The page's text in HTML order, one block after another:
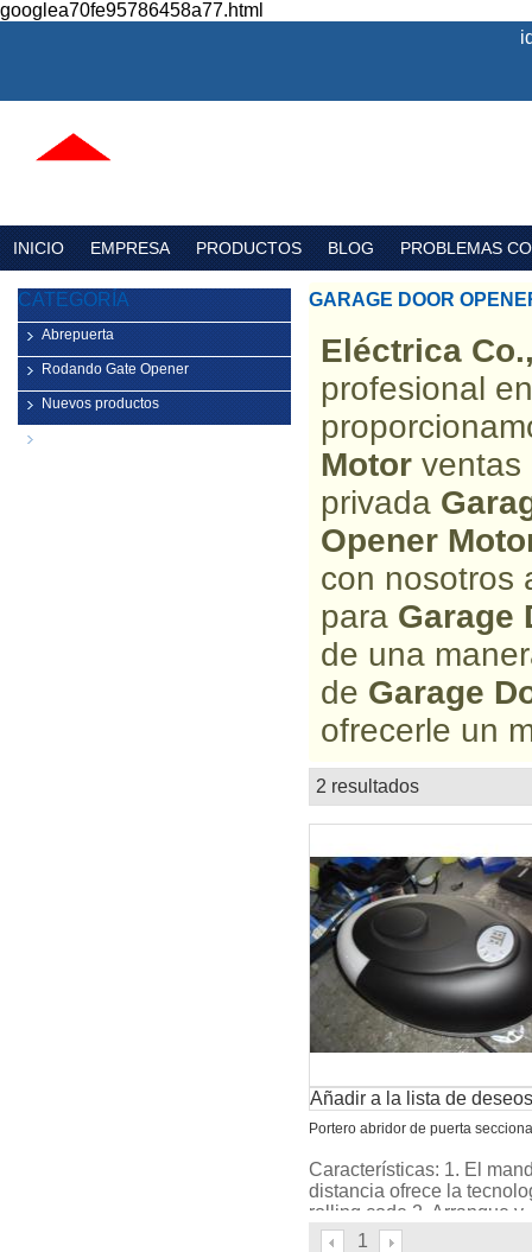
googlea70fe95786458a77.html
INICIO EMPRESA PRODUCTOS BLOG PROBLEMAS
CATEGORÍA
Abrepuerta
Rodando Gate Opener
Nuevos productos
GARAGE DOOR
Eléctrica
profesional
Motor ventas
privada
Opener
con nosotros
para Garage
de una
de Garage
ofrecerle un
2 resultados
Añadir a la lista de deseos
Portero abridor de puerta
Características: 1. El
distancia ofrece la
rolling code 2. Arranque y
parada, potente,
1